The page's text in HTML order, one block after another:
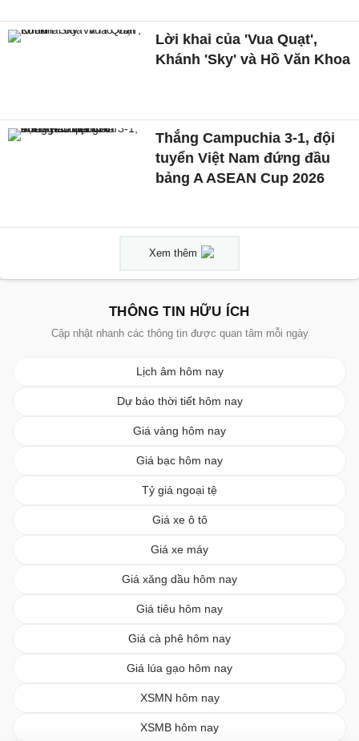
Lời khai của 'Vua Quạt',
Khánh 'Sky' và Hồ Văn Khoa
Thắng Campuchia 3-1, đội
tuyển Việt Nam đứng đầu
bảng A ASEAN Cup 2026
Xem thêm
THÔNG TIN HỮU ÍCH
Cập nhật nhanh các thông tin được quan tâm mỗi ngày
Lịch âm hôm nay
Dự báo thời tiết hôm nay
Giá vàng hôm nay
Giá bạc hôm nay
Tỷ giá ngoại tệ
Giá xe ô tô
Giá xe máy
Giá xăng dầu hôm nay
Giá tiêu hôm nay
Giá cà phê hôm nay
Giá lúa gạo hôm nay
XSMN hôm nay
XSMB hôm nay